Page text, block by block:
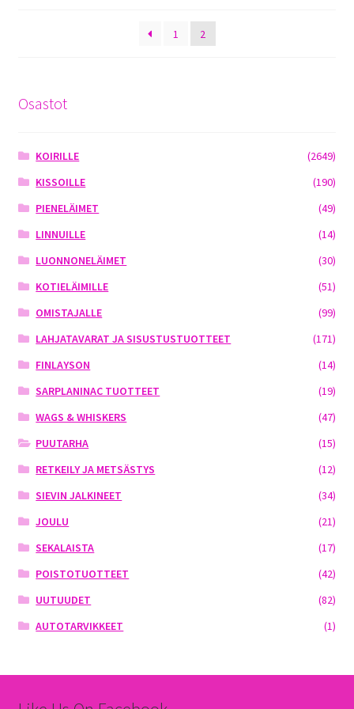
1
2
Osastot
KOIRILLE
(2649)
KISSOILLE
(190)
PIENELÄIMET
(49)
LINNUILLE
(14)
LUONNONELÄIMET
(30)
KOTIELÄIMILLE
(51)
OMISTAJALLE
(99)
LAHJATAVARAT JA SISUSTUSTUOTTEET
(171)
FINLAYSON
(14)
SARPLANINAC TUOTTEET
(19)
WAGS & WHISKERS
(47)
PUUTARHA
(15)
RETKEILY JA METSÄSTYS
(12)
SIEVIN JALKINEET
(34)
JOULU
(21)
SEKALAISTA
(17)
POISTOTUOTTEET
(42)
UUTUUDET
(82)
AUTOTARVIKKEET
(1)